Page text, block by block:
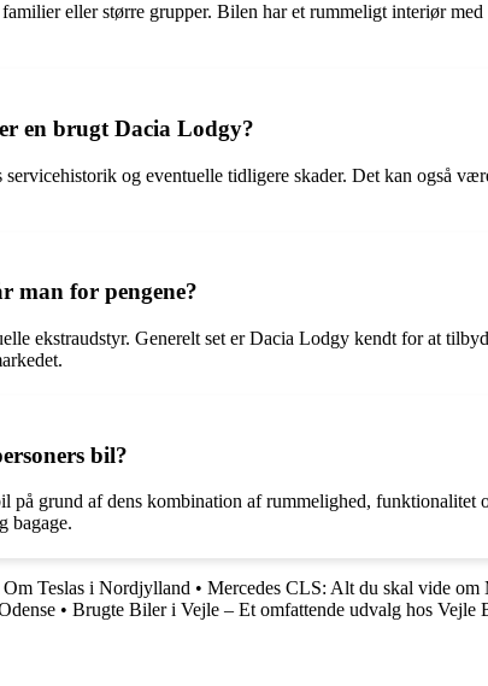
eller større grupper. Bilen har et rummeligt interiør
en brugt Dacia Lodgy?
og eventuelle tidligere skader. Det kan også
man for pengene?
ekstraudstyr. Generelt set er Dacia Lodgy kendt for at
bil?
på grund af dens kombination af rummelighed,
bagage.
Teslas i Nordjylland • Mercedes CLS: Alt du skal vide om
• Brugte Biler i Vejle – Et omfattende udvalg hos Vejle